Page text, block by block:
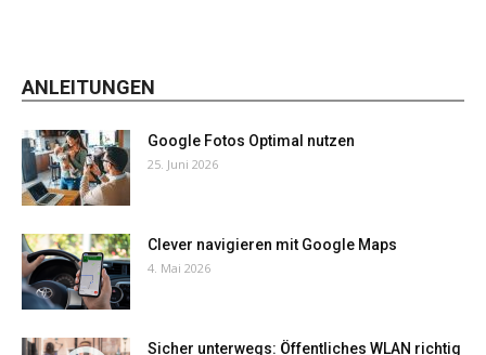
ANLEITUNGEN
Google Fotos Optimal nutzen
25. Juni 2026
Clever navigieren mit Google Maps
4. Mai 2026
Sicher unterwegs: Öffentliches WLAN richtig